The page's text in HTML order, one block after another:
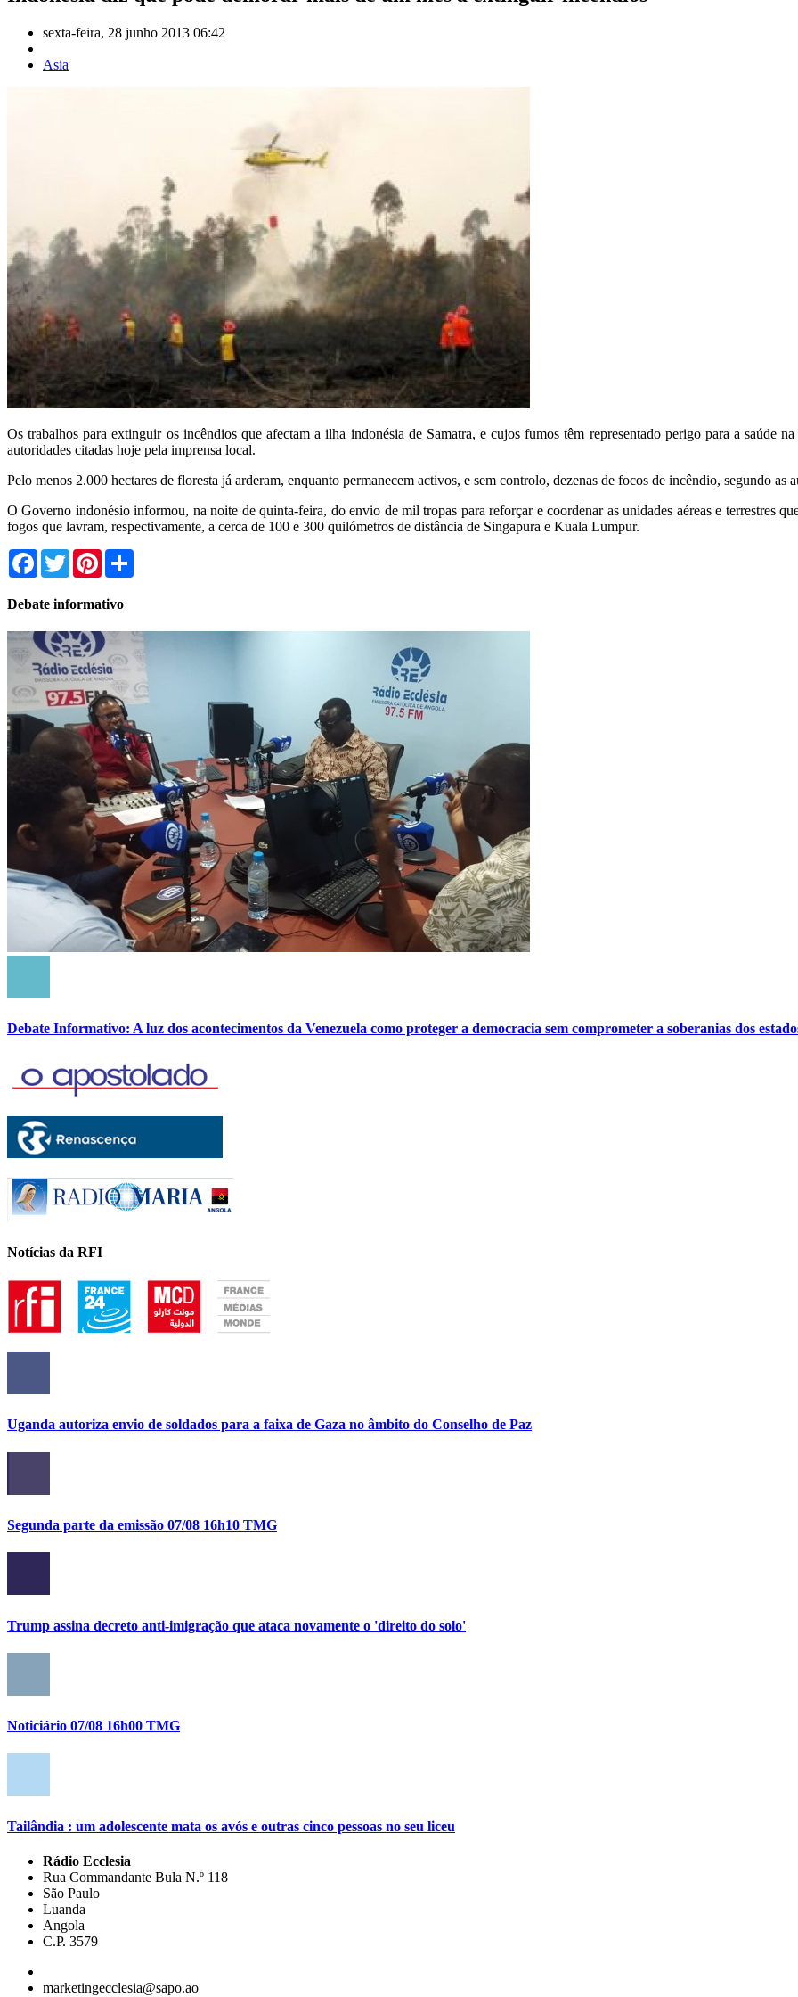
sexta-feira, 28 junho 2013 06:42
Asia
Os trabalhos para extinguir os incêndios que afectam a ilha indonésia de Samatra, e cujos fumos têm representado perigo para a saúde
autoridades citadas hoje pela imprensa local.
Pelo menos 2.000 hectares de floresta já arderam, enquanto permanecem activos, e sem controlo, dezenas de focos de incêndio, segundo
O Governo indonésio informou, na noite de quinta-feira, do envio de mil tropas para reforçar e coordenar as unidades aéreas e terrestres
fogos que lavram, respectivamente, a cerca de 100 e 300 quilómetros de distância de Singapura e Kuala Lumpur.
Facebook
TwitterPinterest
Debate informativo
Debate Informativo: A luz dos acontecimentos da Venezuela como proteger a democracia sem comprometer a soberanias dos
Notícias da RFI
Uganda autoriza envio de soldados para a faixa de Gaza no âmbito do Conselho de Paz
Segunda parte da emissão 07/08 16h10 TMG
Trump assina decreto anti-imigração que ataca novamente o 'direito do solo'
Noticiário 07/08 16h00 TMG
Tailândia : um adolescente mata os avós e outras cinco pessoas no seu liceu
Rádio Ecclesia
Rua Commandante Bula N.º 118
São Paulo
Luanda
Angola
C.P. 3579
marketingecclesia@sapo.ao